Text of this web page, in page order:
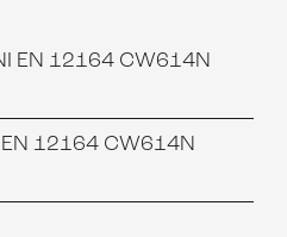
EN 12164 CW614N
12164 CW614N